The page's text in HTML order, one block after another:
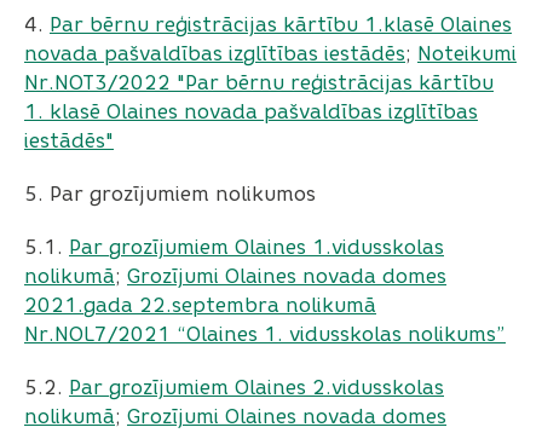
4. Par bērnu reģistrācijas kārtību 1.klasē Olaines
novada pašvaldības izglītības iestādēs; Noteikumi
Nr.NOT3/2022 "Par bērnu reģistrācijas kārtību
1. klasē Olaines novada pašvaldības izglītības
iestādēs"
5. Par grozījumiem nolikumos
5.1. Par grozījumiem Olaines 1.vidusskolas
nolikumā; Grozījumi Olaines novada domes
2021.gada 22.septembra nolikumā
Nr.NOL7/2021 “Olaines 1. vidusskolas nolikums”
5.2. Par grozījumiem Olaines 2.vidusskolas
nolikumā; Grozījumi Olaines novada domes